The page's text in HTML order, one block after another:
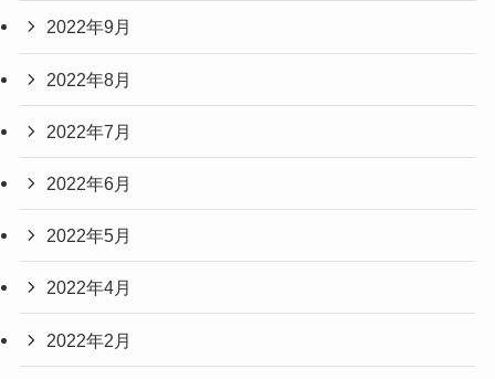
2022年9月
2022年8月
2022年7月
2022年6月
2022年5月
2022年4月
2022年2月